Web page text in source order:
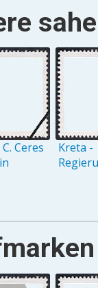
Ceres
Kreta -